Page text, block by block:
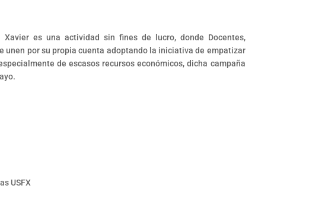
Xavier es una actividad sin fines de lucro, donde Docentes,
unen por su propia cuenta adoptando la iniciativa de empatizar
de escasos recursos económicos, dicha campaña
USFX